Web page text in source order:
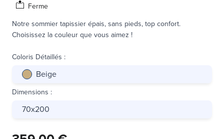
Ferme
Notre sommier tapissier épais, sans pieds, top confort.
Choisissez la couleur que vous aimez !
Coloris Détaillés :
Beige
Dimensions :
70x200